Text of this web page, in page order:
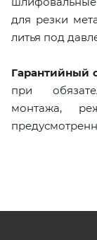
для резки
литья под
Гарантийный
при
монтажа,